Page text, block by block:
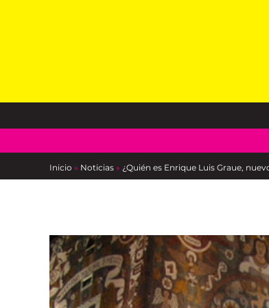
Inicio » Noticias » ¿Quién es Enrique Luis Graue,